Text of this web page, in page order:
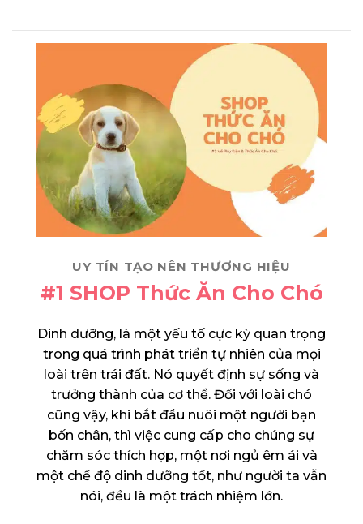
đến
UY TÍN TẠO NÊN THƯƠNG HIỆU
#1 SHOP Thức Ăn Cho Chó
Dinh dưỡng, là một yếu tố cực kỳ quan trọng
trong quá trình phát triển tự nhiên của mọi
loài trên trái đất. Nó quyết định sự sống và
trưởng thành của cơ thể. Đối với loài chó
cũng vậy, khi bắt đầu nuôi một người bạn
bốn chân, thì việc cung cấp cho chúng sự
chăm sóc thích hợp, một nơi ngủ êm ái và
một chế độ dinh dưỡng tốt, như người ta vẫn
nói, đều là một trách nhiệm lớn.